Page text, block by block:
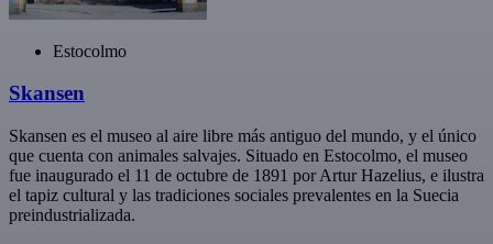
Estocolmo
Skansen
Skansen es el museo al aire libre más antiguo del mundo, y el único
que cuenta con animales salvajes. Situado en Estocolmo, el museo
fue inaugurado el 11 de octubre de 1891 por Artur Hazelius, e ilustra
el tapiz cultural y las tradiciones sociales prevalentes en la Suecia
preindustrializada.